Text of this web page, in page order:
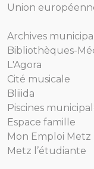
Union
Archives
Bibliothèques-
L'Agora
Cité musicale
Bliiida
Piscines
Espace famille
Mon Emploi Metz
Metz l’étudiante